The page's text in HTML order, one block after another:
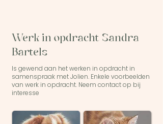
Werk in opdracht Sandra
Bartels
Is gewend aan het werken in opdracht in
samenspraak met Jolien. Enkele voorbeelden
van werk in opdracht. Neem contact op bij
interesse